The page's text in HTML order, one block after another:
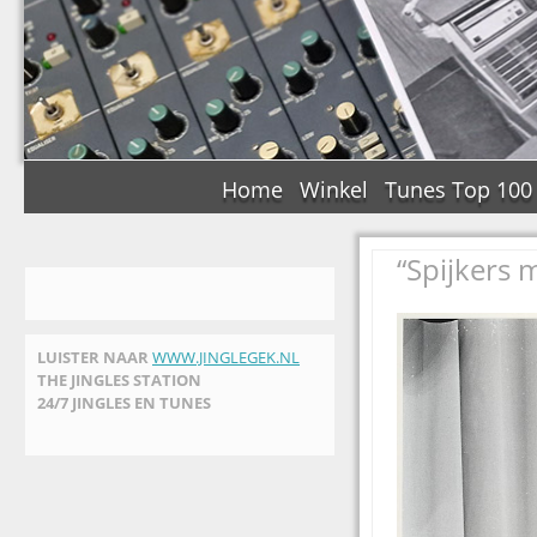
Home Winkel Tunes Top 100
LUISTER NAAR WWW.JINGLEGEK.NL
THE JINGLES STATION
24/7 JINGLES EN TUNES
“Spijkers